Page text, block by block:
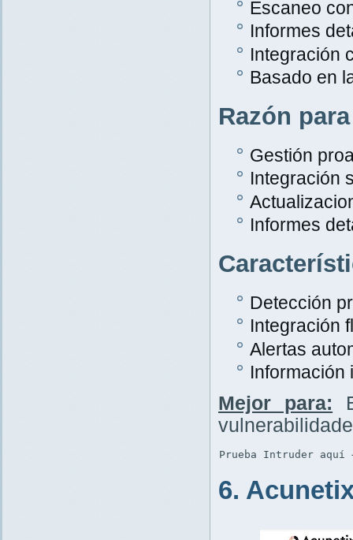
Escaneo
Informes
Integración
Basado en
Razón
Gestión
Integración
Informes
Detección
Integración
Alertas
Información
Mejor para:
Prueba Intruder
6.